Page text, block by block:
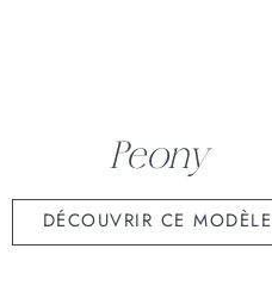
Peony
DÉCOUVRIR CE MODÈLE